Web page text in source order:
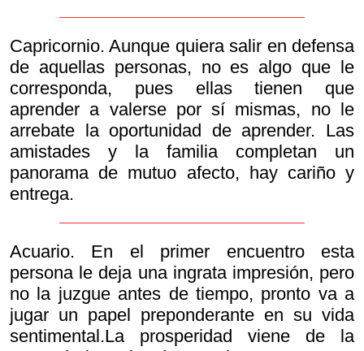
Capricornio. Aunque quiera salir en defensa
de aquellas personas, no es algo que le
corresponda, pues ellas tienen que
aprender a valerse por sí mismas, no le
arrebate la oportunidad de aprender. Las
amistades y la familia completan un
panorama de mutuo afecto, hay cariño y
entrega.
Acuario. En el primer encuentro esta
persona le deja una ingrata impresión, pero
no la juzgue antes de tiempo, pronto va a
jugar un papel preponderante en su vida
sentimental.La prosperidad viene de la